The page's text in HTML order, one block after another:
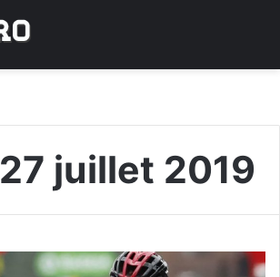
27 juillet 2019